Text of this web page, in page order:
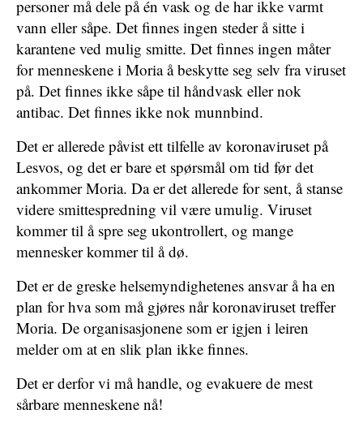
personer må dele på én vask og de har ikke varmt
vann eller såpe. Det finnes ingen steder å sitte i
karantene ved mulig smitte. Det finnes ingen måter
for menneskene i Moria å beskytte seg selv fra viruset
på. Det finnes ikke såpe til håndvask eller nok
antibac. Det finnes ikke nok munnbind.
Det er allerede påvist ett tilfelle av koronaviruset på
Lesvos, og det er bare et spørsmål om tid før det
ankommer Moria. Da er det allerede for sent, å stanse
videre smittespredning vil være umulig. Viruset
kommer til å spre seg ukontrollert, og mange
mennesker kommer til å dø.
Det er de greske helsemyndighetenes ansvar å ha en
plan for hva som må gjøres når koronaviruset treffer
Moria. De organisasjonene som er igjen i leiren
melder om at en slik plan ikke finnes.
Det er derfor vi må handle, og evakuere de mest
sårbare menneskene nå!